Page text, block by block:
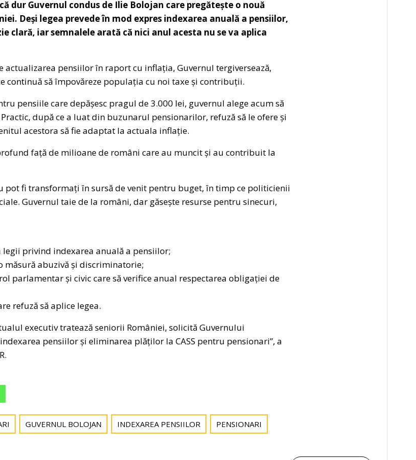
dur Guvernul condus de Ilie Bolojan care pregătește o nouă
Deși legea prevede în mod expres indexarea anuală a pensiilor,
clară, iar semnalele arată că nici anul acesta nu se va aplica
actualizarea pensiilor în raport cu inflația, Guvernul tergiversează,
continuă să împovăreze populația cu noi taxe și contribuții.
pensiile care depășesc pragul de 3.000 lei, guvernul alege acum să
după ce a luat din buzunarul pensionarilor, refuză să le ofere și
acestora să fie adaptat la actuala inflație.
față de milioane de români care au muncit și au contribuit la
pot fi transformați în sursă de venit pentru buget, în timp ce politicienii
Guvernul taie de la români, dar găsește resurse pentru sinecuri,
legii privind indexarea anuală a pensiilor;
măsură abuzivă și discriminatorie;
parlamentar și civic care să verifice anual respectarea obligației de
refuză să aplice legea.
executiv tratează seniorii României, solicită Guvernului
pensiilor și eliminarea plăților la CASS pentru pensionari”, a
GUVERNUL BOLOJAN INDEXAREA PENSIILOR PENSIONARI